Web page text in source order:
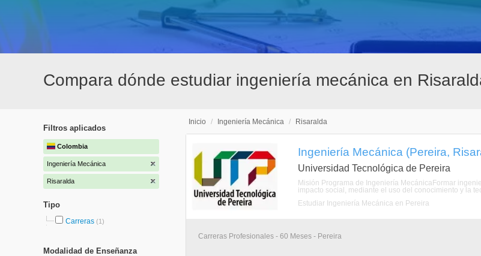
Compara dónde estudiar ingeniería mecánica en
Filtros aplicados
Colombia
Ingeniería Mecánica
Risaralda
Tipo
Carreras (1)
Modalidad de Enseñanza
Inicio / Ingeniería Mecánica / Risaralda
Ingeniería Mecánica (Pereira,
Universidad Tecnológica de Pereira
Misión Programa de Ingeniería MecánicaFormar
impacto social, mediante el uso del conocimiento y la
Estudiar Ingeniería Mecánica en Pereira
Carreras Profesionales - 60 Meses - Pereira